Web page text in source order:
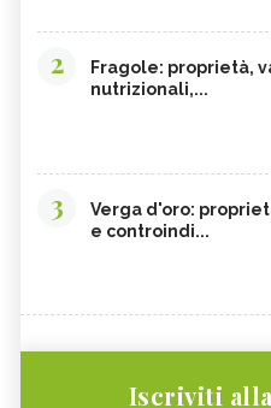
2
Fragole: proprietà,
nutrizionali,...
3
Verga d'oro:
e controindi...
Iscriviti